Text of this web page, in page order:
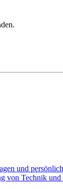
und
von Technik und